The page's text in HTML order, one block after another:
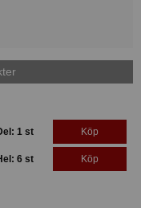
1 st Köp
6 st Köp